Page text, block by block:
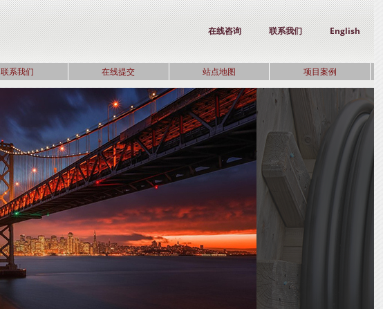
English
联系我们
在线咨询
联系我们 在线提交 站点地图 项目案例